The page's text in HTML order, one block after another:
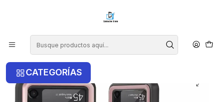
CATEGORÍAS
Inicio Samsung
Samsung Z Flip 4
Carcasa Armor Con Anillo Para Samsung Z Flip 4